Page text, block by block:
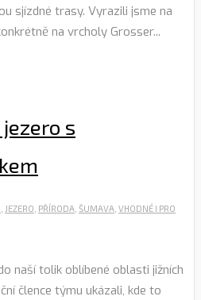
sjízdné trasy. Vyrazili jsme na
na vrcholy Grosser...
s
JEZERO PŘÍRODA ŠUMAVA VHODNÉ I PRO
naší tolik oblíbené oblasti jižních
člence týmu ukázali, kde to